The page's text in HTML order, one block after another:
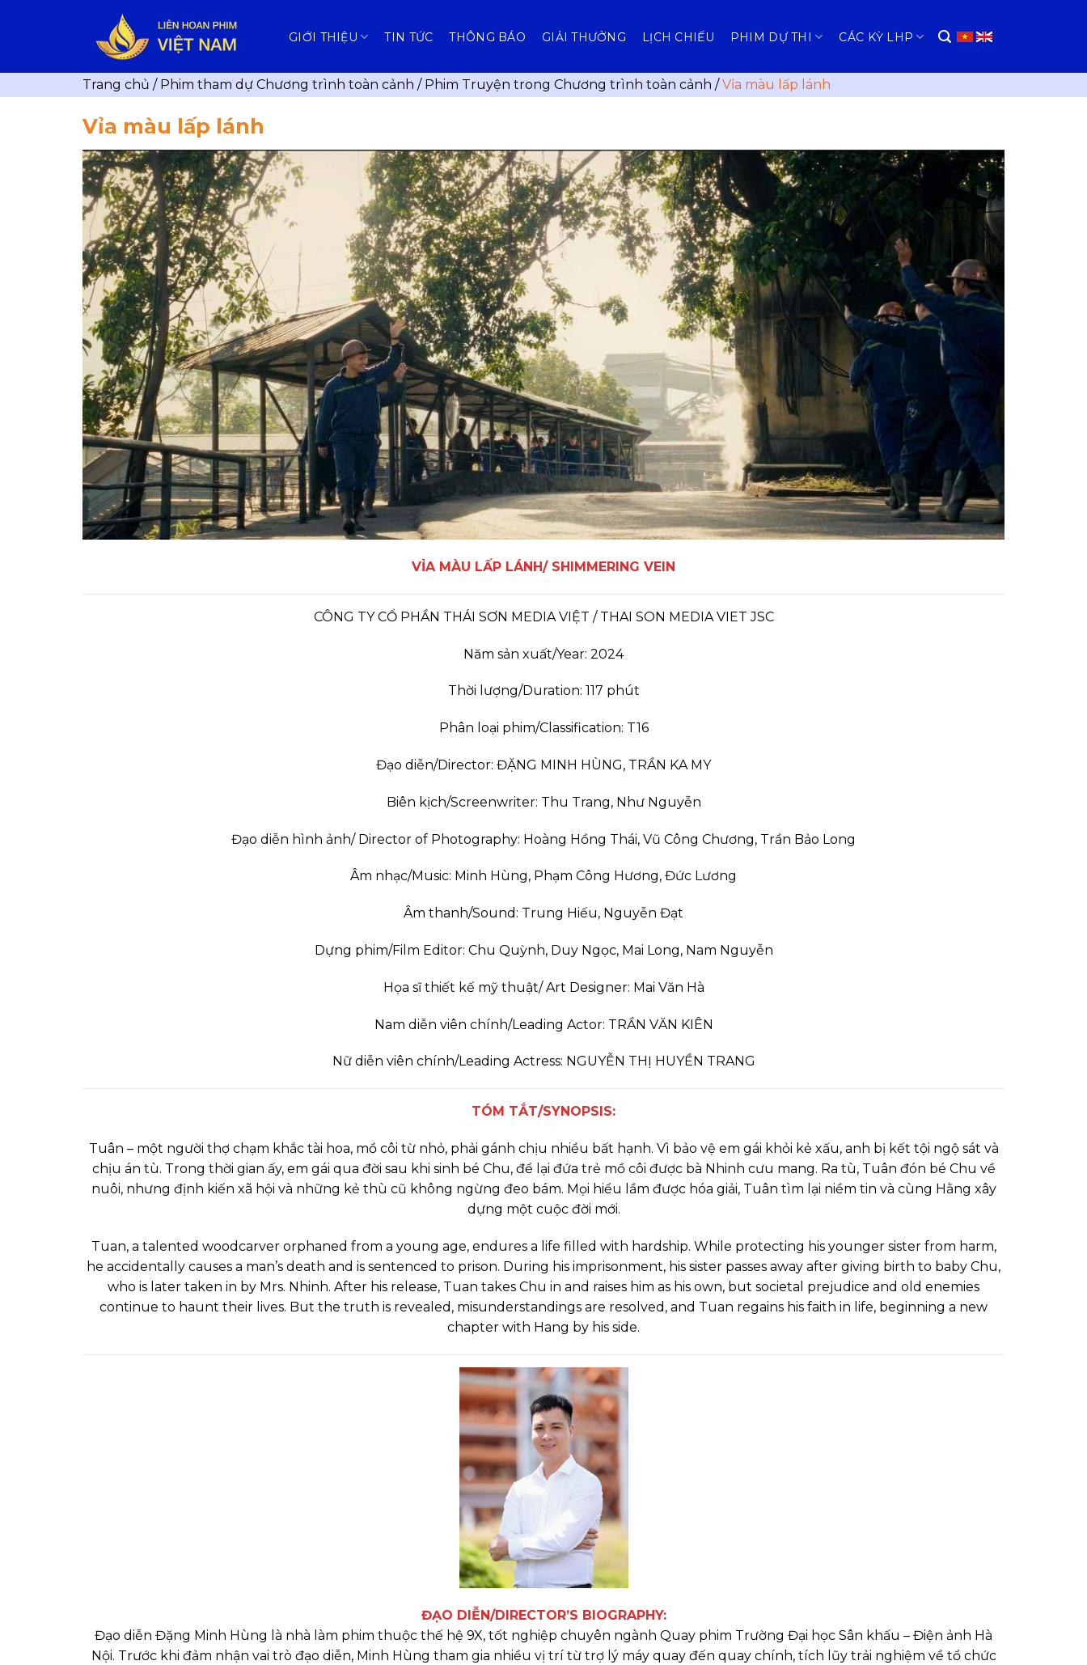
GIỚI THIỆU TIN TỨC THÔNG BÁO GIẢI THƯỞNG LỊCH CHIẾU PHIM DỰ THI CÁC KỲ LHP
Trang chủ / Phim tham dự Chương trình toàn cảnh / Phim Truyện trong Chương trình toàn cảnh /Vỉa màu lấp lánh
Vỉa màu lấp lánh
VỈA MÀU LẤP LÁNH/ SHIMMERING VEIN
CÔNG TY CỔ PHẦN THÁI SƠN MEDIA VIỆT / THAI SON MEDIA VIET JSC
Năm sản xuất/Year: 2024
Thời lượng/Duration: 117 phút
Phân loại phim/Classification: T16
Đạo diễn/Director: ĐẶNG MINH HÙNG, TRẦN KA MY
Biên kịch/Screenwriter: Thu Trang, Như Nguyễn
Đạo diễn hình ảnh/ Director of Photography: Hoàng Hồng Thái, Vũ Công Chương, Trần Bảo Long
Âm nhạc/Music: Minh Hùng, Phạm Công Hương, Đức Lương
Âm thanh/Sound: Trung Hiếu, Nguyễn Đạt
Dựng phim/Film Editor: Chu Quỳnh, Duy Ngọc, Mai Long, Nam Nguyễn
Họa sĩ thiết kế mỹ thuật/ Art Designer: Mai Văn Hà
Nam diễn viên chính/Leading Actor: TRẦN VĂN KIÊN
Nữ diễn viên chính/Leading Actress: NGUYỄN THỊ HUYỀN TRANG
TÓM TẮT/SYNOPSIS:
Tuân – một người thợ chạm khắc tài hoa, mồ côi từ nhỏ, phải gánh chịu nhiều bất hạnh. Vì bảo vệ em gái khỏi kẻ xấu, anh bị kết tội ngộ sát và
chịu án tù. Trong thời gian ấy, em gái qua đời sau khi sinh bé Chu, để lại đứa trẻ mồ côi được bà Nhinh cưu mang. Ra tù, Tuân đón bé Chu về
nuôi, nhưng định kiến xã hội và những kẻ thù cũ không ngừng đeo bám. Mọi hiểu lầm được hóa giải, Tuân tìm lại niềm tin và cùng Hằng xây
dựng một cuộc đời mới.
Tuan, a talented woodcarver orphaned from a young age, endures a life filled with hardship. While protecting his younger sister from harm,
he accidentally causes a man’s death and is sentenced to prison. During his imprisonment, his sister passes away after giving birth to baby Chu,
who is later taken in by Mrs. Nhinh. After his release, Tuan takes Chu in and raises him as his own, but societal prejudice and old enemies
continue to haunt their lives. But the truth is revealed, misunderstandings are resolved, and Tuan regains his faith in life, beginning a new
chapter with Hang by his side.
ĐẠO DIỄN/DIRECTOR’S BIOGRAPHY:
Đạo diễn Đặng Minh Hùng là nhà làm phim thuộc thế hệ 9X, tốt nghiệp chuyên ngành Quay phim Trường Đại học Sân khấu – Điện ảnh Hà
Nội. Trước khi đảm nhận vai trò đạo diễn, Minh Hùng tham gia nhiều vị trí từ trợ lý máy quay đến quay chính, tích lũy trải nghiệm về tổ chức